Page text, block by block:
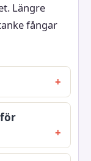
Längre
fångar